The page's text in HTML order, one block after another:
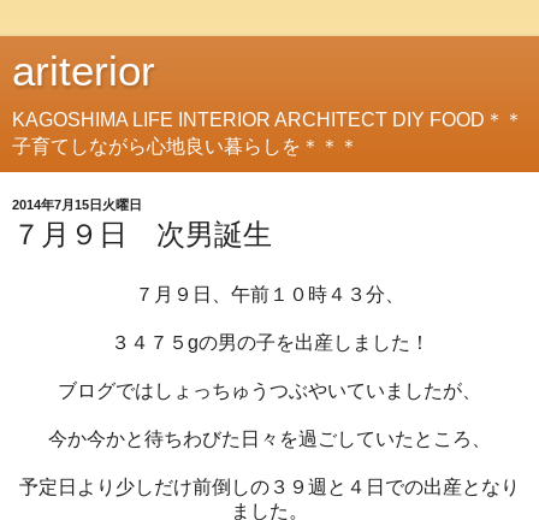
ariterior
KAGOSHIMA LIFE INTERIOR ARCHITECT DIY FOOD＊＊
子育てしながら心地良い暮らしを＊＊＊
2014年7月15日火曜日
７月９日 次男誕生
７月９日、午前１０時４３分、
３４７５gの男の子を出産しました！
ブログではしょっちゅうつぶやいていましたが、
今か今かと待ちわびた日々を過ごしていたところ、
予定日より少しだけ前倒しの３９週と４日での出産となり
ました。